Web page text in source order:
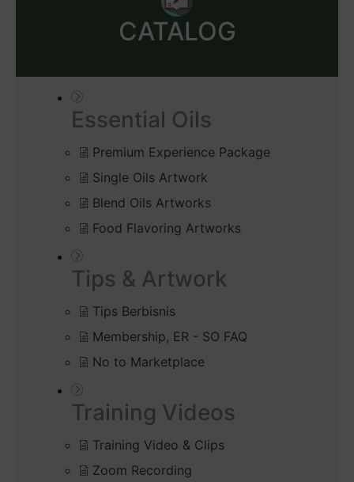
CATALOG
Essential Oils
Premium Experience Package
Single Oils Artwork
Blend Oils Artworks
Food Flavoring Artworks
Tips & Artwork
Tips Berbisnis
Membership, ER - SO FAQ
No to Marketplace
Training Videos
Training Video & Clips
Zoom Recording